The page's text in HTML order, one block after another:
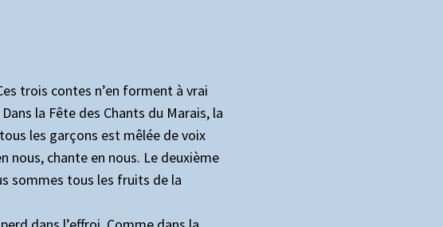
trois contes n’en forment à vrai
la Fête des Chants du Marais, la
les garçons est mêlée de voix
nous, chante en nous. Le deuxième
sommes tous les fruits de la